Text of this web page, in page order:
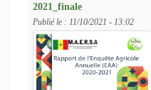
2021_finale
Publié le : 11/10/2021 - 13:02